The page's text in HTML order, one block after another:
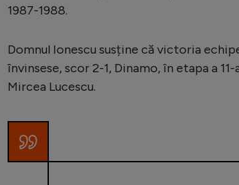
1987-1988.
Domnul Ionescu susține că victoria
învinsese, scor 2-1, Dinamo, în etapa a
Mircea Lucescu.